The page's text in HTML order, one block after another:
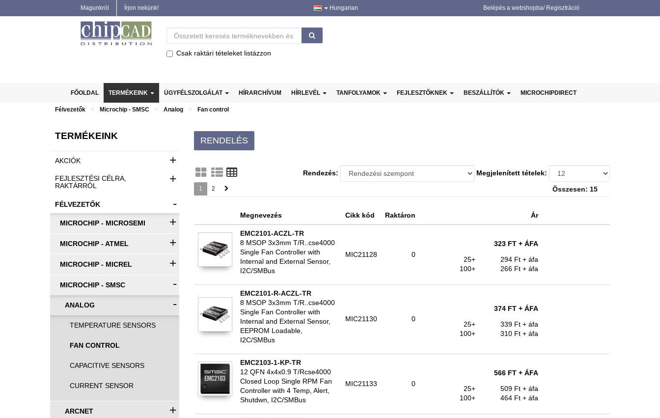
Magunkról Írjon nekünk! Hungarian Belépés a webshopba/ Regisztráció
Csak raktári tételeket listázzon
FŐOLDAL TERMÉKEINK ÜGYFÉLSZOLGÁLAT HÍRARCHÍVUM HÍRLEVÉL TANFOLYAMOK FEJLESZTŐKNEK BESZÁLLÍTÓK MICROCHIPDIRECT
Félvezetők Microchip - SMSC Analog Fan control
TERMÉKEINK
AKCIÓK +
FEJLESZTÉSI CÉLRA,
RAKTÁRRÓL
+
FÉLVEZETŐK -
MICROCHIP - MICROSEMI +
MICROCHIP - ATMEL +
MICROCHIP - MICREL +
MICROCHIP - SMSC -
ANALOG -
TEMPERATURE SENSORS
FAN CONTROL
CAPACITIVE SENSORS
CURRENT SENSOR
ARCNET +
RENDELÉS
Rendezés: Megjelenített tételek:
1 2 Összesen: 15
Megnevezés Cikk kód Raktáron Ár
EMC2101-ACZL-TR
8 MSOP 3x3mm T/R..cse4000
Single Fan Controller with
Internal and External Sensor,
I2C/SMBus
MIC21128 0
323 FT + ÁFA
25+
294 Ft + áfa
100+
266 Ft + áfa
EMC2101-R-ACZL-TR
8 MSOP 3x3mm T/R..cse4000
Single Fan Controller with
Internal and External Sensor,
EEPROM Loadable,
I2C/SMBus
MIC21130 0
374 FT + ÁFA
25+
339 Ft + áfa
100+
310 Ft + áfa
EMC2103-1-KP-TR
12 QFN 4x4x0.9 T/Rcse4000
Closed Loop Single RPM Fan
Controller with 4 Temp, Alert,
Shutdwn, I2C/SMBus
MIC21133 0
566 FT + ÁFA
25+
509 Ft + áfa
100+
464 Ft + áfa